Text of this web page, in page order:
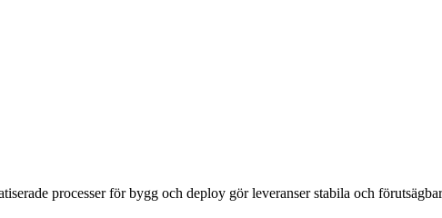
processer för bygg och deploy gör leveranser stabila och